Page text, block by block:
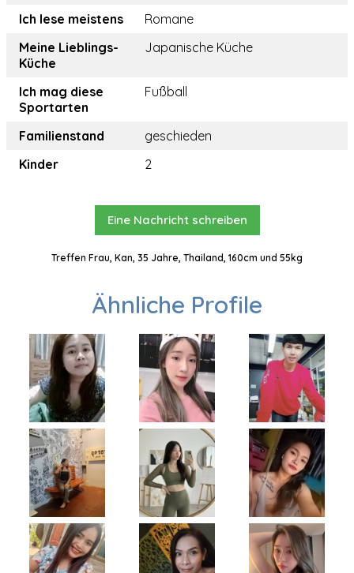
Ich lese meistens
Romane
Meine Lieblings-
Küche
Japanische Küche
Ich mag diese
Sportarten
Fußball
Familienstand
geschieden
Kinder
2
Eine Nachricht schreiben
Treffen Frau, Kan, 35 Jahre, Thailand, 160cm und 55kg
Ähnliche Profile